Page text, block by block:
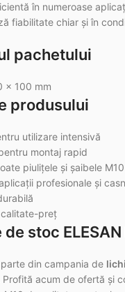
în numeroase
fiabilitate chiar și în
pachetului
x 100 mm
produsului
utilizare intensivă
montaj rapid
piulițele și șaibele M10
profesionale și
preț
stoc ELESAN
din campania de
Profită acum de ofertă și